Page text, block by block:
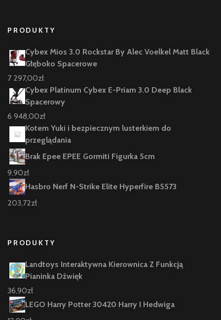
PRODUKTY
Cybex Mios 3.0 Rockstar By Alec Voelkel Matt Black
Głęboko Spacerowe
7 297,00zł
Cybex Platinum Cybex E-Priam 3.0 Deep Black
Spacerowy
6 948,00zł
Kotem Yuki i bezpiecznym lusterkiem do
przeglądania
Brak Epee EPEE Gormiti Figurka 5cm
9,90zł
Hasbro Nerf N-Strike Elite Hyperfire B5573
203,72zł
PRODUKTY
Landtoys Interaktywna Kierownica Z Funkcją
Pianinka Dźwięk
36,90zł
LEGO Harry Potter 30420 Harry I Hedwiga